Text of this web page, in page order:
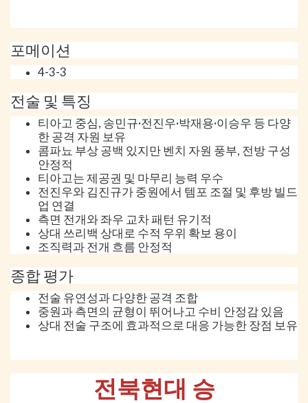
포메이션
4-3-3
전술 및 특징
티아고 중심, 송민규·전진우·박재용·이승우 등 다양
한 공격 자원 보유
콤파뇨 부상 공백 있지만 벤치 자원 풍부, 전방 구성
안정적
티아고는 제공권 및 마무리 능력 우수
전진우와 김진규가 중원에서 템포 조절 및 후방 빌드
업 연결
측면 전개와 좌우 교차 패턴 유기적
상대 쓰리백 상대로 수적 우위 확보 용이
조직력과 전개 흐름 안정적
종합 평가
전술 유연성과 다양한 공격 조합
중원과 측면의 균형이 뛰어나고 수비 안정감 있음
상대 전술 구조에 효과적으로 대응 가능한 장점 보유
전북현대 승